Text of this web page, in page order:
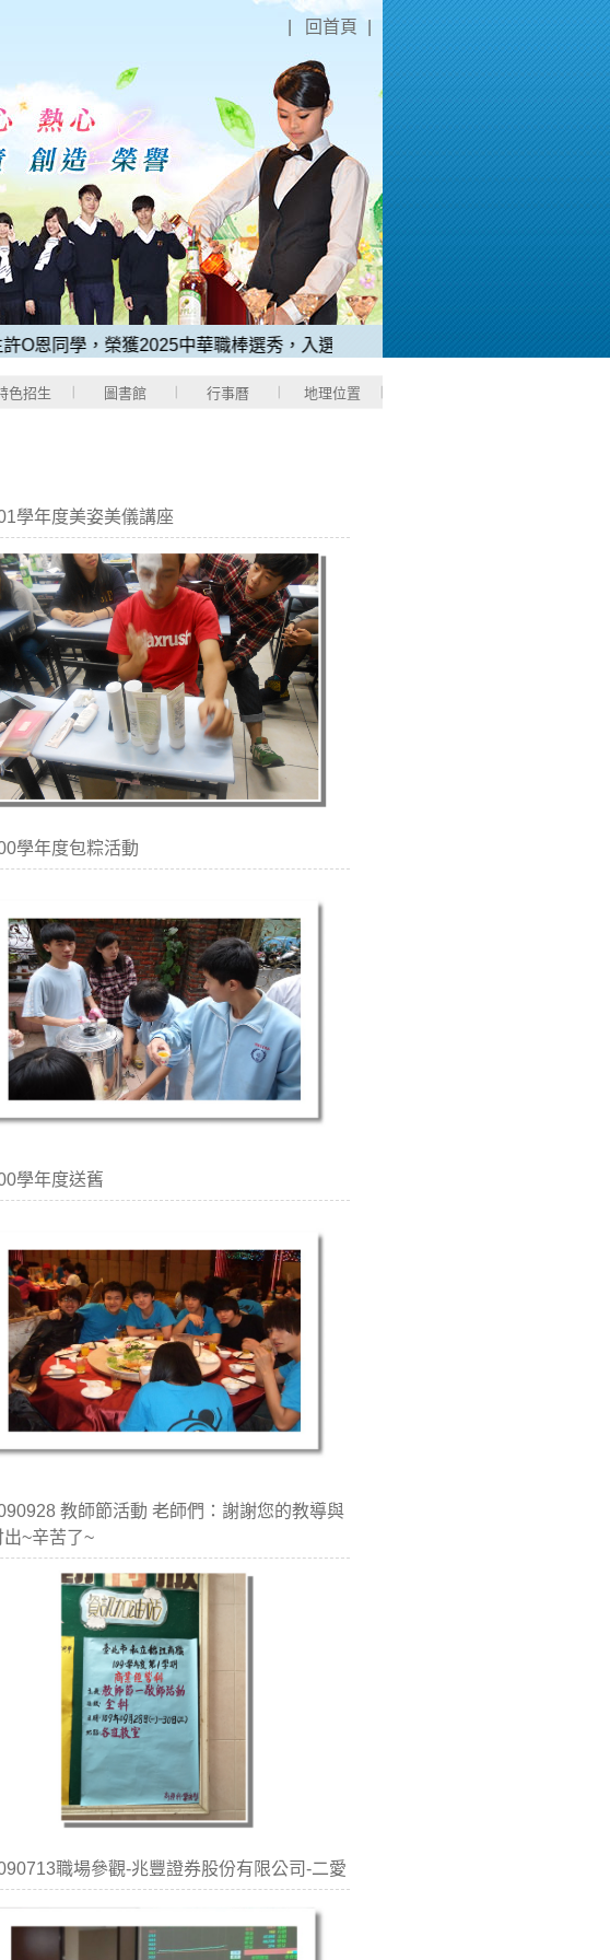
回首頁
榮獲2025中華職棒選秀，入選「台鋼雄鷹隊」。
色招生 圖書館 行事曆 地理位置
學年度美姿美儀講座
學年度包粽活動
學年度送舊
教師節活動 老師們：謝謝您的教導與
出~辛苦了~
職場參觀-兆豐證券股份有限公司-二愛